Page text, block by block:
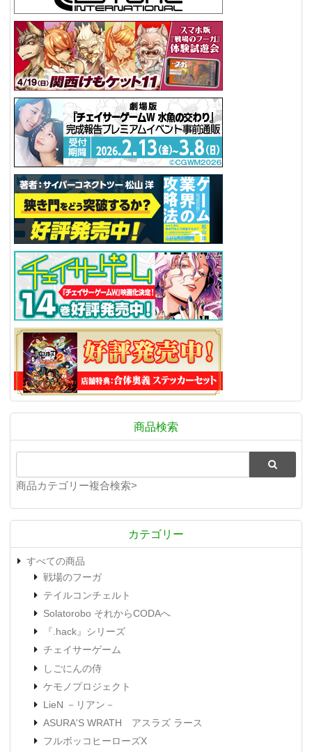
商品検索
商品カテゴリー複合検索>
カテゴリー
すべての商品
戦場のフーガ
テイルコンチェルト
Solatorobo それからCODAへ
『.hack』シリーズ
チェイサーゲーム
しごにんの侍
ケモノプロジェクト
LieN －リアン－
ASURA'S WRATH アスラズ ラース
フルボッコヒーローズX